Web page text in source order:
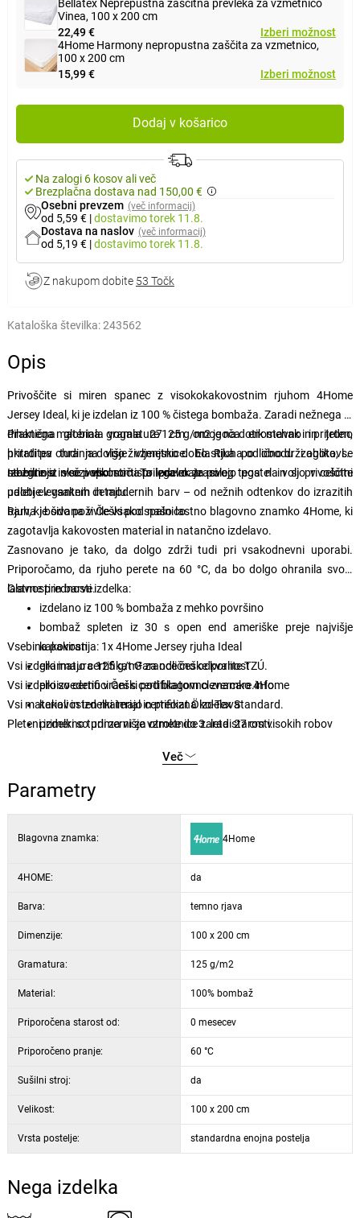
Bellatex Neprepustna zaščitna prevleka za vzmetnico
Vinea, 100 x 200 cm
22,49 €
Izberi možnost
4Home Harmony nepropustna zaščita za vzmetnico,
100 x 200 cm
15,99 €
Izberi možnost
Dodaj v košarico
Na zalogi 6 kosov ali več
Brezplačna dostava nad 150,00 €
Osebni prevzem (več informacij)
od 5,59 € |dostavimotorek 11.8.
Dostava na naslov (več informacij)
od 5,19 € |dostavimotorek 11.8.
Z nakupom dobite 53 Točk
Kataloška številka:243562
Opis
Privoščite si miren spanec z visokokakovostnim rjuhom 4Home
Jersey Ideal, ki je izdelan iz 100 % čistega bombaža. Zaradi nežnega in
dihanega materiala gramature 125 g/m2 je na dotik mehak in prijeten,
hkrati pa ohranja dolgo življenjsko dobo. Rjuha odlično drži obliko, se
ne zgrinja in se popolnoma prilega matraci.
Praktična globina vogala 27 cm omogoča enostavno in trdno
pritrditev tudi na višje vzmetnice. Elastika po obodu zagotavlja
stabilnost skozi vso noč. Ta izdelek je poleg tega na voljo v celotni
paleti elegantnih in modernih barv – od nežnih odtenkov do izrazitih
barv, ki bodo poživile vsako spalnico.
Izberite iz več velikosti tisto pravo za svojo postel in si privoščite
udobje v vsakem detajlu.
Rjuha je šivana v Češki pod našo lastno blagovno znamko 4Home, ki
zagotavlja kakovosten material in natančno izdelavo.
Zasnovano je tako, da dolgo zdrži tudi pri vsakodnevni uporabi.
Priporočamo, da rjuho perete na 60 °C, da bo dolgo ohranila svoje
lastnosti in barve.
Glavne prednosti izdelka:
izdelano iz 100 % bombaža z mehko površino
bombaž spleten iz 30 s open end ameriške preje najvišje
kakovosti
gramatura 125 g/m² za odlično odpornost
proizvedeno v Češki pod blagovno znamko 4Home
kakovosten material in precizna izdelava
primerno tudi za višje vzmetnice zaradi 27 cm visokih robov
guma je opremljena s certifikatom BUREAU VERITAS
CERTIFICATION
enostavno vzdrževanje s pranjem na 60 °C
primerno za sušenje v sušilnem stroju na nežnem programu
diskretne in elegantne barve
Vsebina pakiranja: 1x 4Home Jersey rjuha Ideal
Vsi izdelki imajo certifikat Garance češke kvalite TZÚ.
Vsi izdelki so certificirani s certifikatom clevercare.info.
Vsi materiali in izdelki imajo certifikat Öko-Tex Standard.
Pleteni izdelki so primerni za otroke do 3. leta starosti.
Več
Parametry
Blagovna znamka: 4Home
4HOME: da
Barva: temno rjava
Dimenzije: 100 x 200 cm
Gramatura: 125 g/m2
Material: 100% bombaž
Priporočena starost od: 0 mesecev
Priporočeno pranje: 60 °C
Sušilni stroj: da
Velikost: 100 x 200 cm
Vrsta postelje: standardna enojna postelja
Nega izdelka